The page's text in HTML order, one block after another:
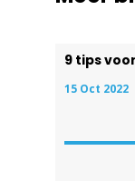
9 tips
15 Oct 2022